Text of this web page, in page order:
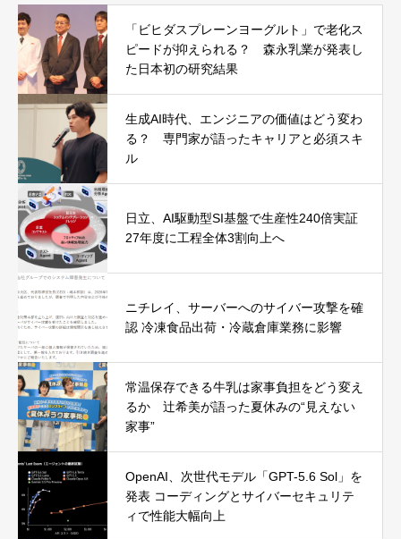
「ビヒダスプレーンヨーグルト」で老化ス
ピードが抑えられる？ 森永乳業が発表し
た日本初の研究結果
生成AI時代、エンジニアの価値はどう変わ
る？ 専門家が語ったキャリアと必須スキ
ル
日立、AI駆動型SI基盤で生産性240倍実証
27年度に工程全体3割向上へ
ニチレイ、サーバーへのサイバー攻撃を確
認 冷凍食品出荷・冷蔵倉庫業務に影響
常温保存できる牛乳は家事負担をどう変え
るか 辻希美が語った夏休みの“見えない
家事”
OpenAI、次世代モデル「GPT-5.6 Sol」を
発表 コーディングとサイバーセキュリテ
ィで性能大幅向上